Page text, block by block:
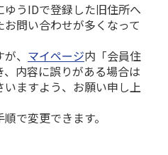
うIDで登録した旧住所へ
問い合わせが多くなって
、 マイページ内「会員住
内容に誤りがある場合は
ますよう、お願い申し上
で変更できます。